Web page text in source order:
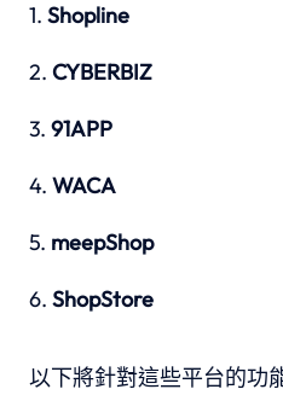
Shopline
CYBERBIZ
91APP
WACA
meepShop
ShopStore
以下將針對這些平台的功